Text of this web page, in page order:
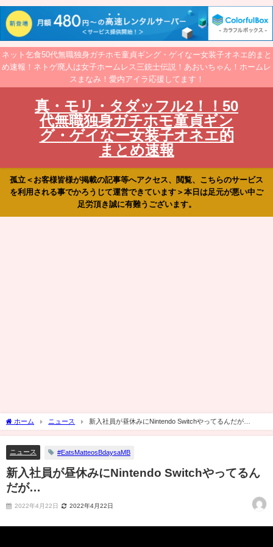
ネット乞食50代無職独身ガチホモ童貞ギング・ゲイなー女装子オネエ的まと
め速報！ネトゲ廃人は女子ホームレス三銃士伝説！あおいちゃん！ホームレ
スまなみ！愛内アイラ応援してます！
真・モリ・タダッフル2！！50
代無職独身ガチホモ童貞ギン
グ・ゲイなー女装子オネエ的
まとめ速報
孤立＜お客様皆様が掲載の記事等へアクセス、閲覧、こちらのサービス
を利用される事でかろうじて運営できています＞本日は足元が悪い中ご
足労頂き誠に有難うございます。
ホーム ニュース 新入社員が昼休みにNintendo Switchやってるんだが…
ニュース #EatsMatteosBdaysaMB
新入社員が昼休みにNintendo Switchやってるん
だが…
2022年4月22日 2022年4月22日